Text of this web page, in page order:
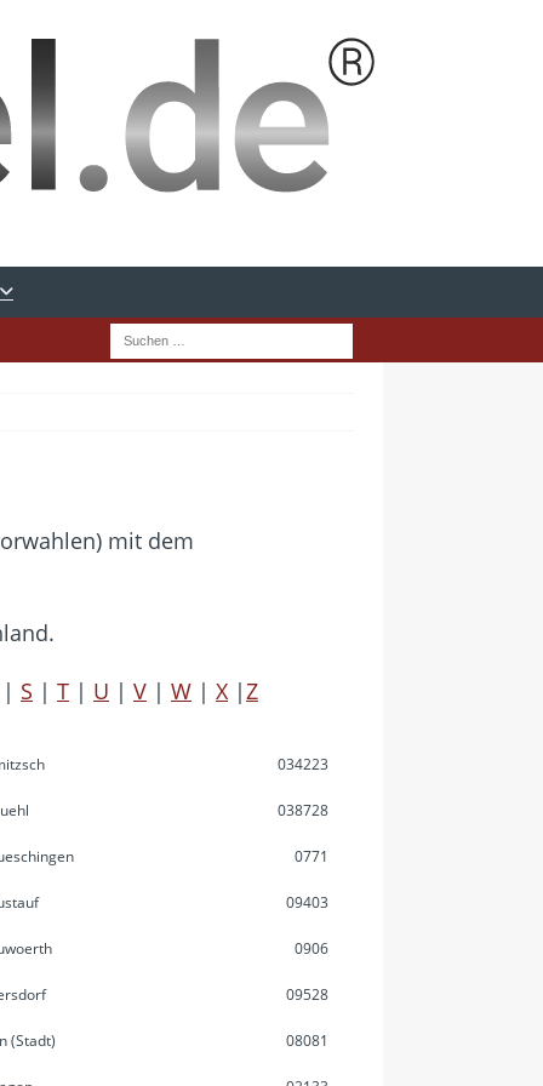
mit dem
| S | T | U | V | W | X |Z
034223
038728
0771
09403
0906
09528
(Stadt) 08081